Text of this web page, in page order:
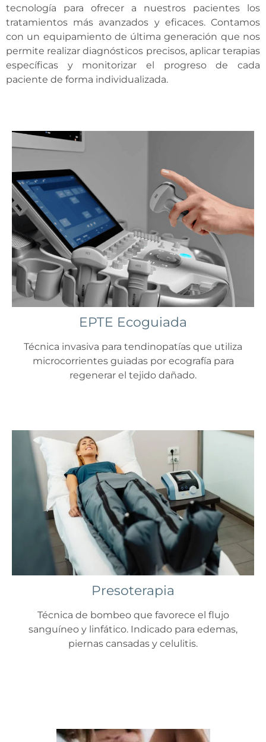
tecnología para ofrecer a nuestros pacientes los
tratamientos más avanzados y eficaces. Contamos
con un equipamiento de última generación que nos
permite realizar diagnósticos precisos, aplicar terapias
específicas y monitorizar el progreso de cada
paciente de forma individualizada.
EPTE Ecoguiada
Técnica invasiva para tendinopatías que utiliza
microcorrientes guiadas por ecografía para
regenerar el tejido dañado.
Presoterapia
Técnica de bombeo que favorece el flujo
sanguíneo y linfático. Indicado para edemas,
piernas cansadas y celulitis.